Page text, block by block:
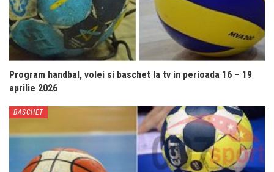
Program handbal, volei si baschet la tv in perioada 16 – 19
aprilie 2026
BASCHET